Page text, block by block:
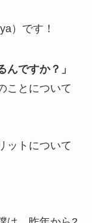
）です！
んですか？」
ことについて
ットについて